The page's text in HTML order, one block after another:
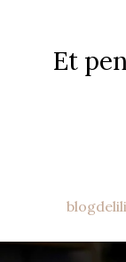
Et
blogdelili